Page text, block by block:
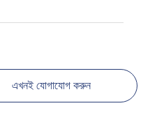
এখনই যোগাযোগ করুন